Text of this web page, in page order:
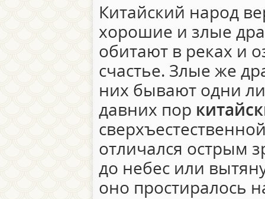
Китайский народ
хорошие и злые
обитают в реках и
счастье. Злые же
них бывают одни
давних пор
отличался острым
до небес или
оно простиралось